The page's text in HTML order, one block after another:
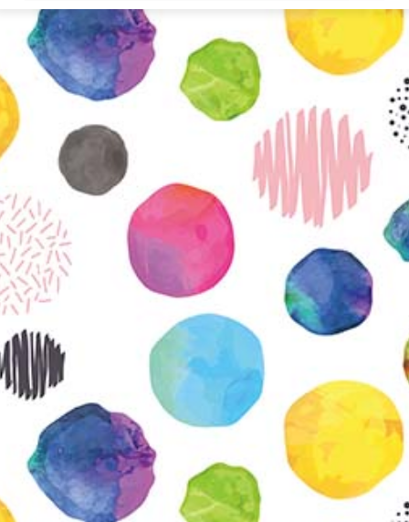
Salasana
Unohtuiko salasana?
KIRJAUDU SISÄÄN
Etkö ole vielä Varhaiskasvatuksen Tietopalvelun
jäsen?